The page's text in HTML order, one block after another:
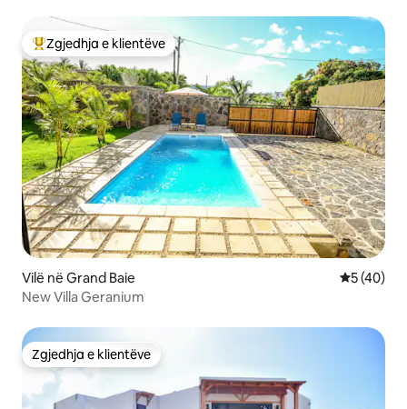
Më të mirat e zgjedhjeve të klientëve
Zgjedhja e klientëve
Vilë në Grand Baie Vlerësimi
5 (40)
New Villa Geranium
Zgjedhja e klientëve
Zgjedhja e klientëve